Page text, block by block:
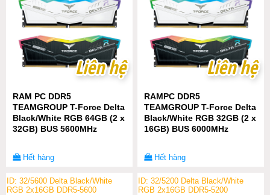
Liên hệ
Liên hệ
RAM PC DDR5
TEAMGROUP T-Force Delta
Black/White RGB 64GB (2 x
32GB) BUS 5600MHz
Hết hàng
Liên hệ
Liên hệ
RAMPC DDR5
TEAMGROUP T-Force Delta
Black/White RGB 32GB (2 x
16GB) BUS 6000MHz
Hết hàng
ID: 32/5600 Delta Black/White
RGB 2x16GB DDR5-5600
ID: 32/5200 Delta Black/White
RGB 2x16GB DDR5-5200